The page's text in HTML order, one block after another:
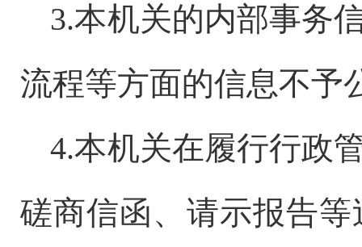
3.本机关的内部事务
流程等方面的信息不予
4.本机关在履行行政
磋商信函、请示报告